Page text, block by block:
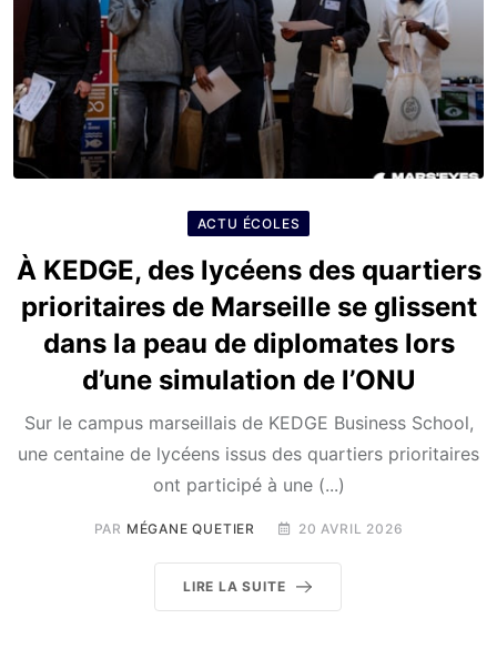
ACTU ÉCOLES
À KEDGE, des lycéens des quartiers
prioritaires de Marseille se glissent
dans la peau de diplomates lors
d’une simulation de l’ONU
Sur le campus marseillais de KEDGE Business School,
une centaine de lycéens issus des quartiers prioritaires
ont participé à une (...)
PAR MÉGANE QUETIER 20 AVRIL 2026
LIRE LA SUITE